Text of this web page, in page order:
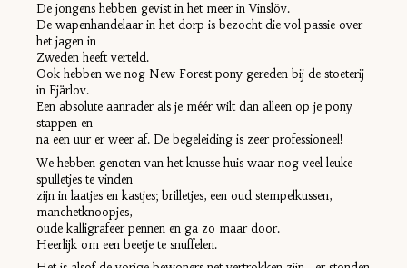
De jongens hebben gevist in het meer in Vinslöv.
De wapenhandelaar in het dorp is bezocht die vol passie over
het jagen in
Zweden heeft verteld.
Ook hebben we nog New Forest pony gereden bij de stoeterij
in Fjärlov.
Een absolute aanrader als je méér wilt dan alleen op je pony
stappen en
na een uur er weer af. De begeleiding is zeer professioneel!
We hebben genoten van het knusse huis waar nog veel leuke
spulletjes te vinden
zijn in laatjes en kastjes; brilletjes, een oud stempelkussen,
manchetknoopjes,
oude kalligrafeer pennen en ga zo maar door.
Heerlijk om een beetje te snuffelen.